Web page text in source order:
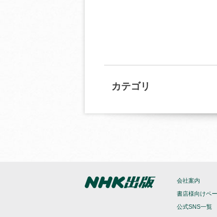
カテゴリ
会社案内
書店様向けペ
公式SNS一覧